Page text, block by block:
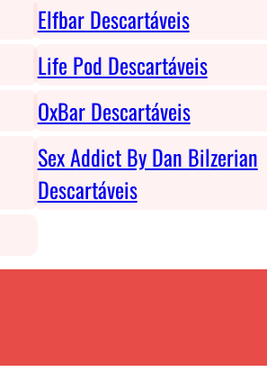
Elfbar Descartáveis
Life Pod Descartáveis
OxBar Descartáveis
Sex Addict By Dan Bilzerian
Descartáveis